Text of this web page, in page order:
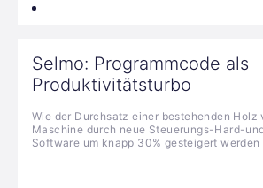
Selmo: Programmcode als
Produktivitätsturbo
Wie der Durchsatz einer bestehenden Holz
Maschine durch neue Steuerungs-Hard-
Software um knapp 30% gesteigert werden